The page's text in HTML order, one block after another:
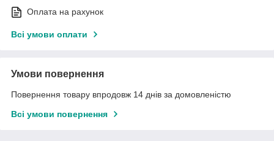
Оплата на рахунок
Всі умови оплати
Умови повернення
Повернення товару впродовж 14 днів за домовленістю
Всі умови повернення